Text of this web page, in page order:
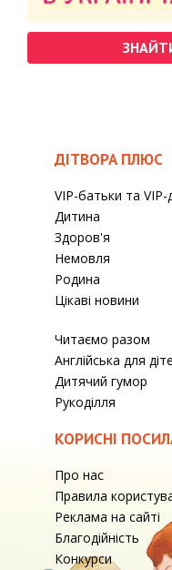
ДІТВОРА ПЛЮС
VIP-батьки та VIP-
Дитина
Здоров'я
Немовля
Родина
Цікаві новини
Читаємо разом
Англійська для
Дитячий гумор
Рукоділля
КОРИСНІ
Про нас
Правила
Реклама на сайті
Благодійність
Конкурси